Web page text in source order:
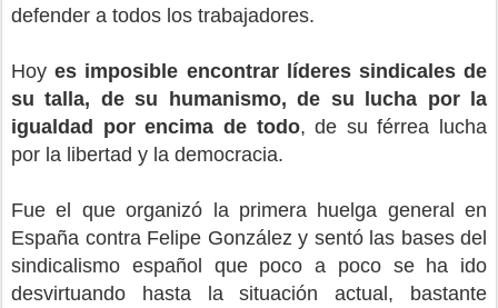
defender a todos los trabajadores.
Hoyes imposible encontrar líderes sindicales de
su talla, de su humanismo, de su lucha por la
igualdad por encima de todo, de su férrea lucha
por la libertad y la democracia.
Fue el que organizó la primera huelga general en
España contra Felipe González y sentó las bases del
sindicalismo español que poco a poco se ha ido
desvirtuando hasta la situación actual, bastante